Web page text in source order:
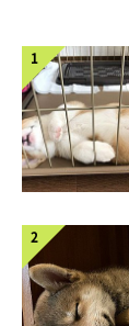
そのせいで、
だなーと…。
ごめんよ…。
もちろん世界